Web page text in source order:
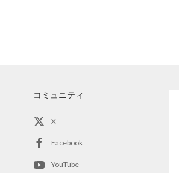
コミュニティ
X
Facebook
YouTube